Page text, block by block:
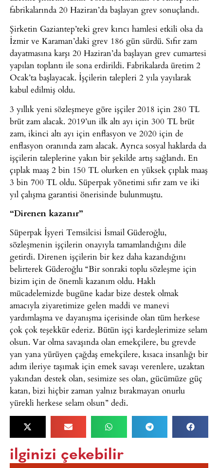
fabrikalarında 20 Haziran’da başlayan grev sonuçlandı.
Şirketin Gaziantep’teki grev kırıcı hamlesi etkili olsa da
İzmir ve Karaman’daki grev 186 gün sürdü. Sıfır zam
dayatmasına karşı 20 Haziran’da başlayan grev cumartesi
yapılan toplantı ile sona erdirildi. Fabrikalarda üretim 2
Ocak’ta başlayacak. İşçilerin talepleri 2 yıla yayılarak
kabul edilmiş oldu.
3 yıllık yeni sözleşmeye göre işçiler 2018 için 280 TL
brüt zam alacak. 2019’un ilk altı ayı için 300 TL brüt
zam, ikinci altı ayı için enflasyon ve 2020 için de
enflasyon oranında zam alacak. Ayrıca sosyal haklarda da
işçilerin taleplerine yakın bir şekilde artış sağlandı. En
çıplak maaş 2 bin 150 TL olurken en yüksek çıplak maaş
3 bin 700 TL oldu. Süperpak yönetimi sıfır zam ve iki
yıl çalışma garantisi önerisinde bulunmuştu.
“Direnen kazanır”
Süperpak İşyeri Temsilcisi İsmail Güderoğlu,
sözleşmenin işçilerin onayıyla tamamlandığını dile
getirdi. Direnen işçilerin bir kez daha kazandığını
belirterek Güderoğlu “Bir sonraki toplu sözleşme için
bizim için de önemli kazanım oldu. Haklı
mücadelemizde bugüne kadar bize destek olmak
amacıyla ziyaretimize gelen maddi ve manevi
yardımlaşma ve dayanışma içerisinde olan tüm herkese
çok çok teşekkür ederiz. Bütün işçi kardeşlerimize selam
olsun. Var olma savaşında olan emekçilere, bu grevde
yan yana yürüyen çağdaş emekçilere, kısaca insanlığı bir
adım ileriye taşımak için emek savaşı verenlere, uzaktan
yakından destek olan, sesimize ses olan, gücümüze güç
katan, bizi hiçbir zaman yalnız bırakmayan onurlu
yürekli herkese selam olsun” dedi.
ilginizi çekebilir